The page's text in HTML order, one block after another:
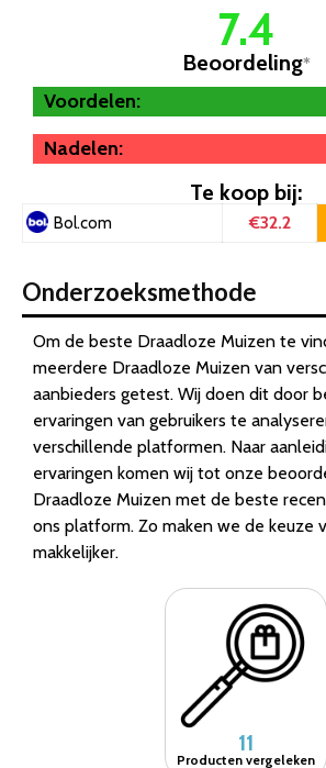
7.4
Beoordeling*
Voordelen:
Nadelen:
Te koop bij:
Bol.com €32.2
Onderzoeksmethode
Om de beste Draadloze Muizen te
meerdere Draadloze Muizen van
aanbieders getest. Wij doen dit door
ervaringen van gebruikers te
verschillende platformen. Naar
ervaringen komen wij tot onze
Draadloze Muizen met de beste
ons platform. Zo maken we de keuze
makkelijker.
11
Producten vergeleken